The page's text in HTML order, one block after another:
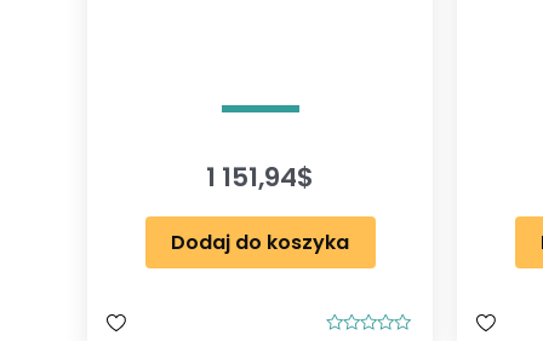
1 151,94$
Dodaj do koszyka